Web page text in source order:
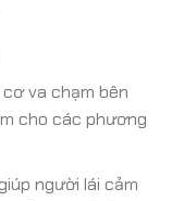
va chạm bên
cho các phương
người lái cảm